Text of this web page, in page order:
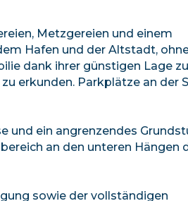
Metzgereien und einem
Hafen und der Altstadt,
dank ihrer günstigen Lage
erkunden. Parkplätze an der
und ein angrenzendes
an den unteren Hängen
sowie der vollständigen